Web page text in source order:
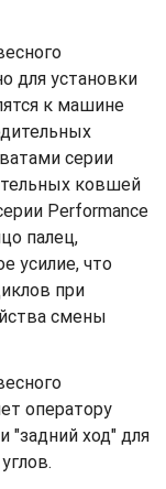
для установки
к машине
серии
ковшей
Performance
палец,
усилие, что
при
смены
оператору
"задний ход" для